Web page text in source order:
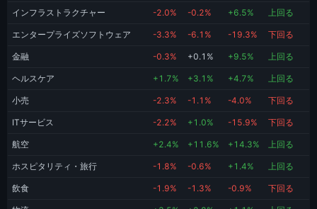
インフラストラクチャー -2.0% -0.2% +6.5% 上回る
エンタープライズソフトウェア -3.3% -6.1% -19.3% 下回る
金融 -0.3% +0.1% +9.5% 上回る
ヘルスケア +1.7% +3.1% +4.7% 上回る
小売 -2.3% -1.1% -4.0% 下回る
ITサービス -2.2% +1.0% -15.9% 下回る
航空 +2.4% +11.6% +14.3% 上回る
ホスピタリティ・旅行 -1.8% -0.6% +1.4% 上回る
飲食 -1.9% -1.3% -0.9% 下回る